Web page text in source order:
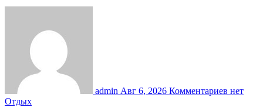
admin Авг 6, 2026 Комментариев нет
Отдых